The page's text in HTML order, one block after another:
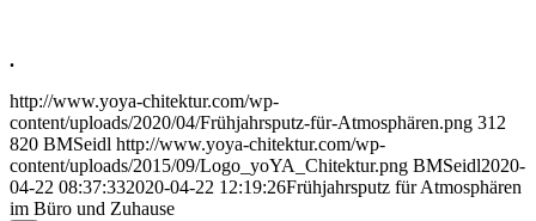
.
http://www.yoya-chitektur.com/wp-
content/uploads/2020/04/Frühjahrsputz-für-Atmosphären.png 312
820 BMSeidl http://www.yoya-chitektur.com/wp-
content/uploads/2015/09/Logo_yoYA_Chitektur.png BMSeidl2020-
04-22 08:37:332020-04-22 12:19:26Frühjahrsputz für Atmosphären
im Büro und Zuhause